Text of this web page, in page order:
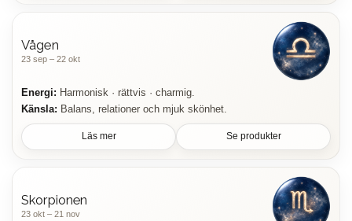
Vågen
23 sep – 22 okt
Energi: Harmonisk · rättvis · charmig.
Känsla: Balans, relationer och mjuk skönhet.
Läs mer Se produkter
Skorpionen
23 okt – 21 nov